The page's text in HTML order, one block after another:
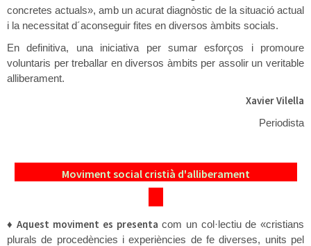
concretes actuals», amb un acurat diagnòstic de la situació actual
i la necessitat d´aconseguir fites en diversos àmbits socials.
En definitiva, una iniciativa per sumar esforços i promoure
voluntaris per treballar en diversos àmbits per assolir un veritable
alliberament.
Xavier Vilella
Periodista
Moviment social cristià d'alliberament
♦ Aquest moviment es presenta com un col·lectiu de «cristians
plurals de procedències i experiències de fe diverses, units pel